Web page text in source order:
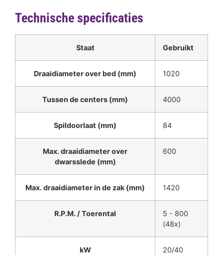
Technische specificaties
Staat Gebruikt
Draaidiameter over bed (mm) 1020
Tussen de centers (mm) 4000
Spildoorlaat (mm) 84
Max. draaidiameter over
dwarsslede (mm)
600
Max. draaidiameter in de zak (mm) 1420
R.P.M. / Toerental
5 - 800
(48x)
kW 20/40